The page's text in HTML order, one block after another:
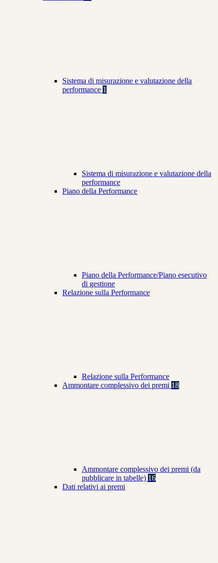
Sistema di misurazione e valutazione della
performance 1
Sistema di misurazione e valutazione della
performance
Piano della Performance
Piano della Performance/Piano esecutivo
di gestione
Relazione sulla Performance
Relazione sulla Performance
Ammontare complessivo dei premi 18
Ammontare complessivo dei premi (da
pubblicare in tabelle) 16
Dati relativi ai premi